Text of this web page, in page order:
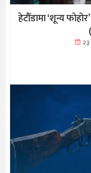
हेटौँडामा ‘शून्य